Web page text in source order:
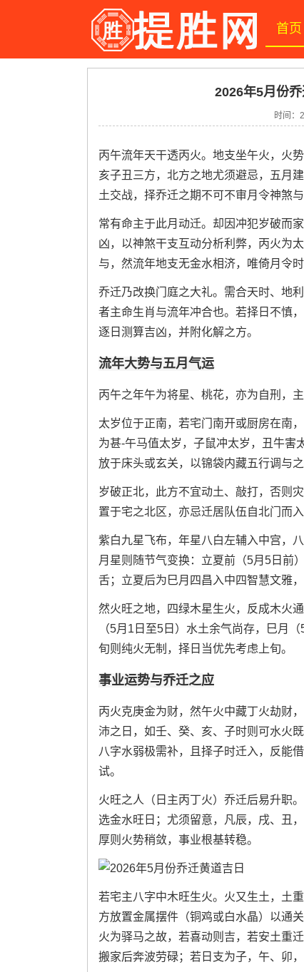
首页
2026年5月份
时间：
丙午流年天干透丙火。地支坐午火，火
亥子丑三方，北方之地尤须避忌，五月
土交战，择乔迁之期不可不审月令神煞与
常有命主于此月动迁。却因冲犯岁破而
凶，以神煞干支互动分析利弊，丙火为
与，然流年地支无金水相济，唯倚月令时
乔迁乃改换门庭之大礼。需合天时、地
者主命生肖与流年冲合也。若择日不慎
逐日测算吉凶，并附化解之方。
流年大势与五月气运
丙午之年午为将星、桃花，亦为自刑，
太岁位于正南，若宅门南开或厨房在南
为甚-午马值太岁，子鼠冲太岁，丑牛害
放于床头或玄关，以锦袋内藏五行调与
岁破正北，此方不宜动土、敲打，否则
置于宅之北区，亦忌迁居队伍自北门而入
紫白九星飞布，年星八白左辅入中宫，
月星则随节气变换：立夏前（5月5日前
舌；立夏后为巳月四昌入中四智慧文雅
然火旺之地，四绿木星生火，反成木火
（5月1日至5日）水土余气尚存，巳月
旬则纯火无制，择日当优先考虑上旬。
事业运势与乔迁之应
丙火克庚金为财，然午火中藏丁火劫财
沛之日，如壬、癸、亥、子时则可水火
八字水弱极需补，且择子时迁入，反能
试。
火旺之人（日主丙丁火）乔迁后易升职
选金水旺日；尤须留意，凡辰，戌、丑
厚则火势稍敛，事业根基转稳。
若宅主八字中木旺生火。火又生土，土
方放置金属摆件（铜鸡或白水晶）以通
火为驿马之故，若喜动则吉，若安土重
搬家后奔波劳碌；若日支为子，午、卯